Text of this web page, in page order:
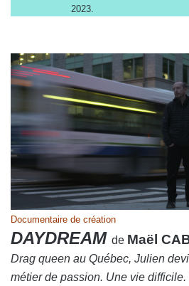
2023.
Documentaire de création
DAYDREAM de Maël
Drag queen au Québec, Julien
métier de passion. Une vie